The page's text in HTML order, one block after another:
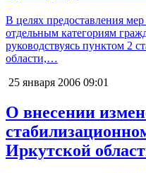
В целях предоставления
отдельным категориям
руководствуясь пунктом 2
области,…
25 января 2006 09:01
О внесении
Иркутской